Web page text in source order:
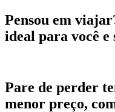
Pensou em
ideal para você e
Pare de perder
menor preço,